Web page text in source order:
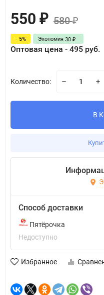
550 ₽ 580₽
- 5% Экономия 30 ₽
Оптовая цена - 495 руб.
Количество:
В
Способ доставки
Пятёрочка
Недоступно
Избранное